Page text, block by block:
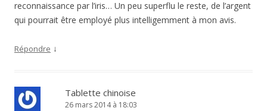
reconnaissance par l’iris… Un peu superflu le reste, de l’argent
qui pourrait être employé plus intelligemment à mon avis.
Répondre ↓
Tablette chinoise
26 mars 2014 à 18:03